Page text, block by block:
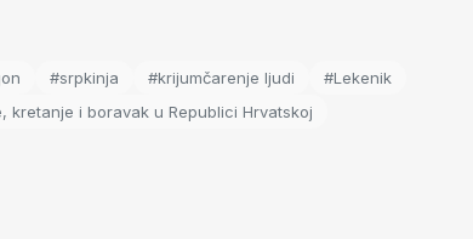
#srpkinja #krijumčarenje ljudi
#Lekenik
kretanje i boravak u Republici Hrvatskoj